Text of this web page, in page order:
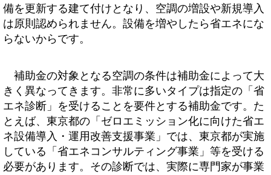
備を更新する建て付けとなり、空調の増設や新規導入
は原則認められません。設備を増やしたら省エネにな
らないからです。
補助金の対象となる空調の条件は補助金によって大
きく異なってきます。非常に多いタイプは指定の「省
エネ診断」を受けることを要件とする補助金です。た
とえば、東京都の「ゼロエミッション化に向けた省エ
ネ設備導入・運用改善支援事業」では、東京都が実施
している「省エネコンサルティング事業」等を受ける
必要があります。その診断では、実際に専門家が事業